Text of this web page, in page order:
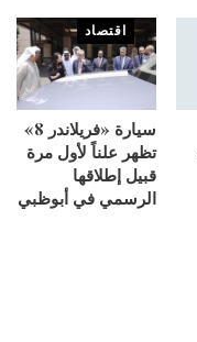
اقتصاد
سيارة «فريلاندر 8»
تظهر علناً لأول مرة
قبيل إطلاقها
الرسمي في أبوظبي